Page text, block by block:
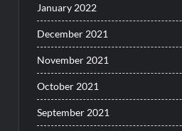
January 2022
December 2021
November 2021
October 2021
September 2021